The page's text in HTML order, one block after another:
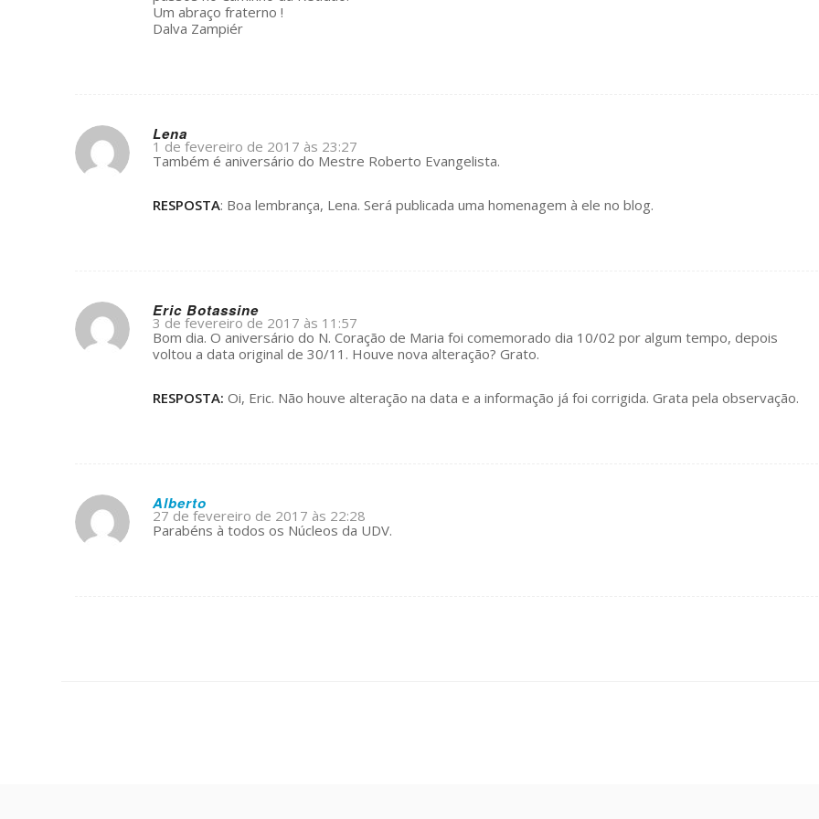
Um abraço fraterno !
Dalva Zampiér
Lena
s
ays:
1 de fevereiro de 2017 às 23:27
Também é aniversário do Mestre Roberto Evangelista.
RESPOSTA: Boa lembrança, Lena. Será publicada uma homenagem à ele no blog.
Eric Botassine
s
ays:
3 de fevereiro de 2017 às 11:57
Bom dia. O aniversário do N. Coração de Maria foi comemorado dia 10/02 por algum tempo, depois
voltou a data original de 30/11. Houve nova alteração? Grato.
RESPOSTA: Oi, Eric. Não houve alteração na data e a informação já foi corrigida. Grata pela observação.
Alberto
s
ays:
27 de fevereiro de 2017 às 22:28
Parabéns à todos os Núcleos da UDV.